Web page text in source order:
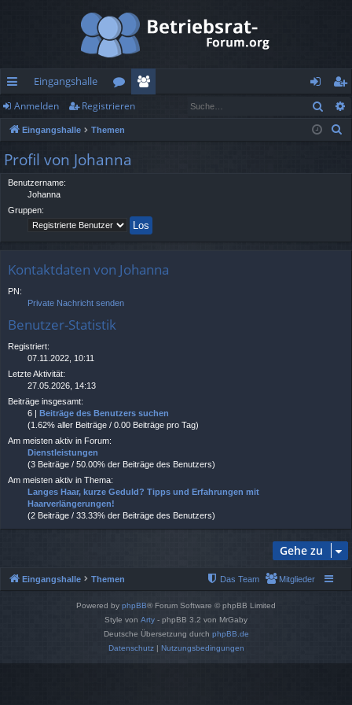
ch
ne
llz
ug
rif
Eingangshalle
or
en
n
m
eg
ist
Anmelden Registrieren
Eingangshalle Themen
Profil von Johanna
Benutzername:
Johanna
Gruppen:
Kontaktdaten von Johanna
PN:
Private Nachricht senden
Benutzer-Statistik
Registriert:
07.11.2022, 10:11
Letzte Aktivität:
27.05.2026, 14:13
Beiträge insgesamt:
6 | Beiträge des Benutzers suchen
(1.62% aller Beiträge / 0.00 Beiträge pro Tag)
Am meisten aktiv in Forum:
Dienstleistungen
(3 Beiträge / 50.00% der Beiträge des Benutzers)
Am meisten aktiv in Thema:
Langes Haar, kurze Geduld? Tipps und Erfahrungen mit
Haarverlängerungen!
(2 Beiträge / 33.33% der Beiträge des Benutzers)
Gehe zu
Eingangshalle Themen Mitglieder
Das Team
Powered by phpBB® Forum Software © phpBB Limited
Style von Arty - phpBB 3.2 von MrGaby
Deutsche Übersetzung durch phpBB.de
Datenschutz| Nutzungsbedingungen